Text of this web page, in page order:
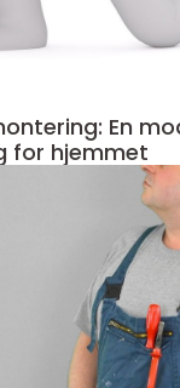
En
for hjemmet